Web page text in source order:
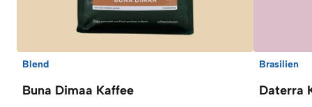
Blend
Buna Dimaa Kaffee
Brasilien
Daterra